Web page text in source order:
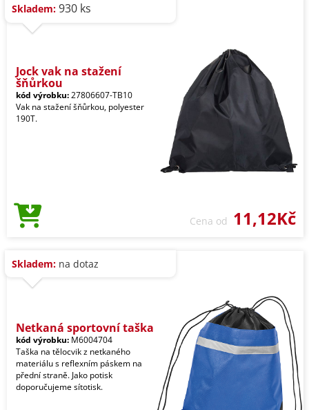
Skladem: 930 ks
Jock vak na stažení
šňůrkou
kód výrobku:27806607-TB10
Vak na stažení šňůrkou, polyester
190T.
Cena od 11,12Kč
Skladem: na dotaz
Netkaná sportovní taška
kód výrobku: M6004704
Taška na tělocvik z netkaného
materiálu s reflexním páskem na
přední straně. Jako potisk
doporučujeme sítotisk.